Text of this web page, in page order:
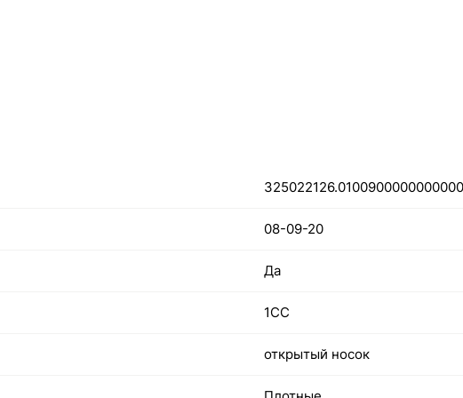
08-09-20
Да
1СС
открытый носок